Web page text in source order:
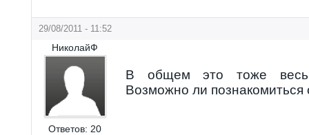
29/08/2011 - 11:52
НиколайФ
Ответов: 20
В общем это тоже
Возможно ли